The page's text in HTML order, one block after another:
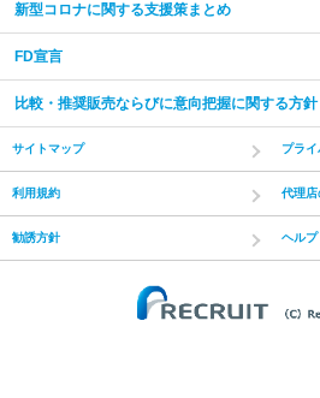
新型コロナに関する支援策まとめ
FD宣言
比較・推奨販売ならびに意向把握に関する方針
サイトマップ プラ
利用規約 代理店
勧誘方針 ヘルプ